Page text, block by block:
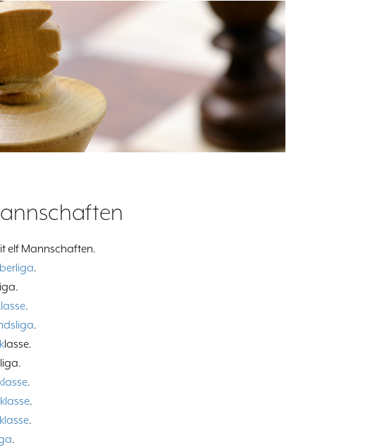
elf Mannschaften.
.
.
.
lasse.
liga.
.
.
.
.